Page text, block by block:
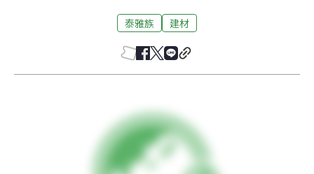
泰雅族 建材